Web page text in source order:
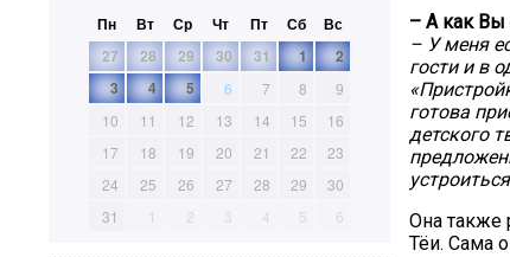
Пн Вт Ср Чт Пт Сб
Вс
27
28 29 30 31 1
2
3
4 5 6 7 8
9
10
11 12 13 14 15
16
17
18 19 20 21 22
23
24
25 26 27 28 29
30
31
1 2 3 4 5 6
– А как Вы
– У меня
гости и в
готова
детского
Она также
Тёи. Сама